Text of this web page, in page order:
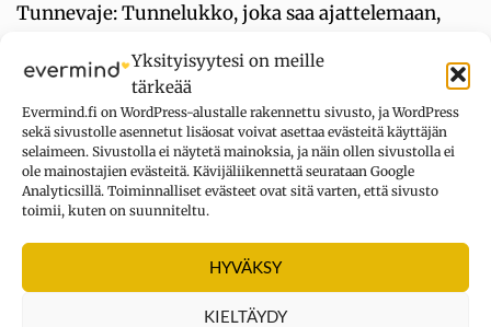
Yksityisyytesi on meille
tärkeää
Evermind.fi on WordPress-alustalle rakennettu sivusto, ja WordPress
sekä sivustolle asennetut lisäosat voivat asettaa evästeitä käyttäjän
selaimeen. Sivustolla ei näytetä mainoksia, ja näin ollen sivustolla ei
ole mainostajien evästeitä. Kävijäliikennettä seurataan Google
Analyticsillä. Toiminnalliset evästeet ovat sitä varten, että sivusto
toimii, kuten on suunniteltu.
HYVÄKSY
KIELTÄYDY
Tunnevaje: Tunnelukko, joka saa ajattelemaan,
ENFJ: Tällainen olet 16 persoonallisuutta -
tyypittelyn mukaan
UUSIMMAT KOMMENTIT
Kysymys merkkiaiheesta
erityisherkkä? Tee testi